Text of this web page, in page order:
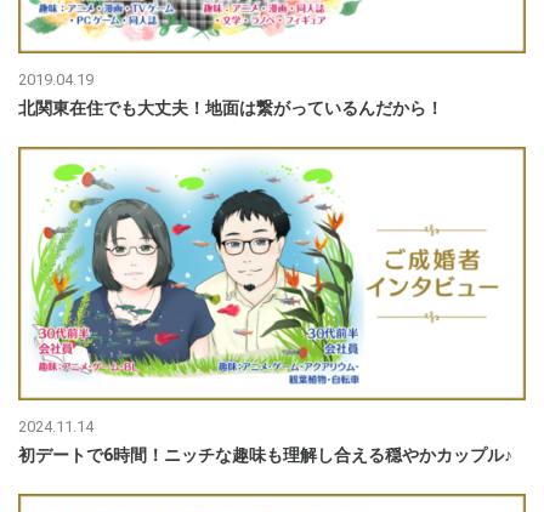
2019.04.19
北関東在住でも大丈夫！地面は繋がっているんだから！
2024.11.14
初デートで6時間！ニッチな趣味も理解し合える穏やかカップル♪